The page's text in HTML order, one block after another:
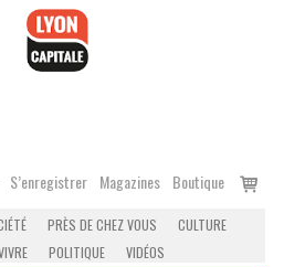
S’enregistrer Magazines Boutique
Voir
PRÈS DE CHEZ VOUS
CULTURE
POLITIQUE VIDÉOS